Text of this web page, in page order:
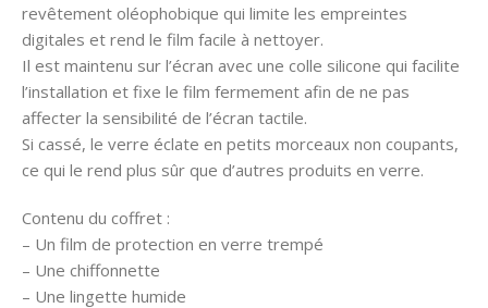
revêtement oléophobique qui limite les empreintes
digitales et rend le film facile à nettoyer.
Il est maintenu sur l’écran avec une colle silicone qui facilite
l’installation et fixe le film fermement afin de ne pas
affecter la sensibilité de l’écran tactile.
Si cassé, le verre éclate en petits morceaux non coupants,
ce qui le rend plus sûr que d’autres produits en verre.
Contenu du coffret :
– Un film de protection en verre trempé
– Une chiffonnette
– Une lingette humide